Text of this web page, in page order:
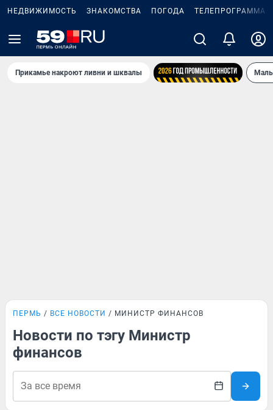
НЕДВИЖИМОСТЬ ЗНАКОМСТВА ПОГОДА ТЕЛЕПРОГРАММА
Прикамье накроют ливни и шквалы
ПЕРМЬ ВСЕ НОВОСТИ МИНИСТР ФИНАНСОВ
Новости по тэгу Министр
финансов